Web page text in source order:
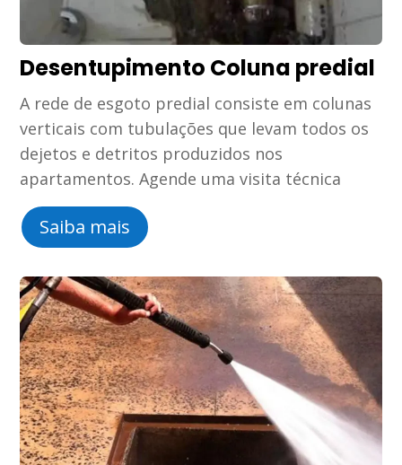
Desentupimento Coluna predial
A rede de esgoto predial consiste em colunas
verticais com tubulações que levam todos os
dejetos e detritos produzidos nos
apartamentos. Agende uma visita técnica
Saiba mais